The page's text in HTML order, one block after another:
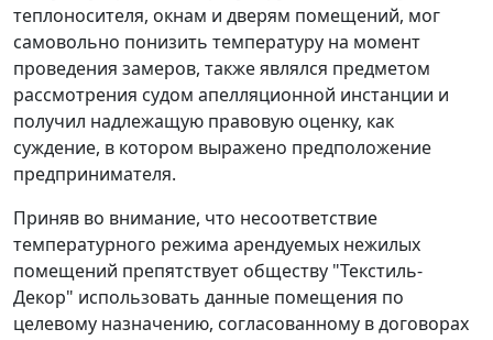
теплоносителя, окнам и дверям помещений, мог
самовольно понизить температуру на момент
проведения замеров, также являлся предметом
рассмотрения судом апелляционной инстанции и
получил надлежащую правовую оценку, как
суждение, в котором выражено предположение
предпринимателя.
Приняв во внимание, что несоответствие
температурного режима арендуемых нежилых
помещений препятствует обществу "Текстиль-
Декор" использовать данные помещения по
целевому назначению, согласованному в договорах